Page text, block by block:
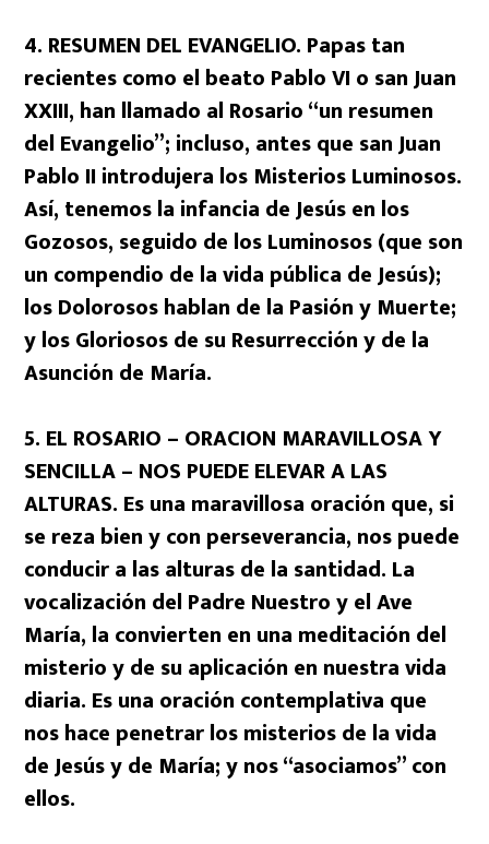
4. RESUMEN DEL EVANGELIO. Papas tan
recientes como el beato Pablo VI o san Juan
XXIII, han llamado al Rosario “un resumen
del Evangelio”; incluso, antes que san Juan
Pablo II introdujera los Misterios Luminosos.
Así, tenemos la infancia de Jesús en los
Gozosos, seguido de los Luminosos (que son
un compendio de la vida pública de Jesús);
los Dolorosos hablan de la Pasión y Muerte;
y los Gloriosos de su Resurrección y de la
Asunción de María.
5. EL ROSARIO – ORACION MARAVILLOSA Y
SENCILLA – NOS PUEDE ELEVAR A LAS
ALTURAS. Es una maravillosa oración que, si
se reza bien y con perseverancia, nos puede
conducir a las alturas de la santidad. La
vocalización del Padre Nuestro y el Ave
María, la convierten en una meditación del
misterio y de su aplicación en nuestra vida
diaria. Es una oración contemplativa que
nos hace penetrar los misterios de la vida
de Jesús y de María; y nos “asociamos” con
ellos.